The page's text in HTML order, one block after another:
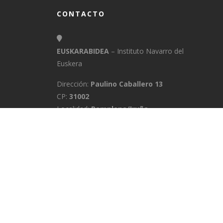
CONTACTO
EUSKARABIDEA – Instituto Navarro del
Euskera
Dirección: Paulino Caballero 13
CP: 31002
Localidad:Pamplona/Iruña